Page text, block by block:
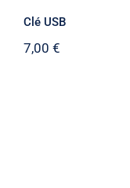
Clé USB
7,00 €